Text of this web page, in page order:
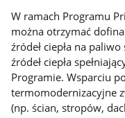
W ramach Programu
można otrzymać
źródeł ciepła na
źródeł ciepła
Programie. Wsparciu
termomodernizacyjne
(np. ścian, stropów,